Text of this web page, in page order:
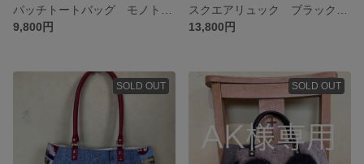
9,800円
13,800円
SOLD OUT SOLD OUT